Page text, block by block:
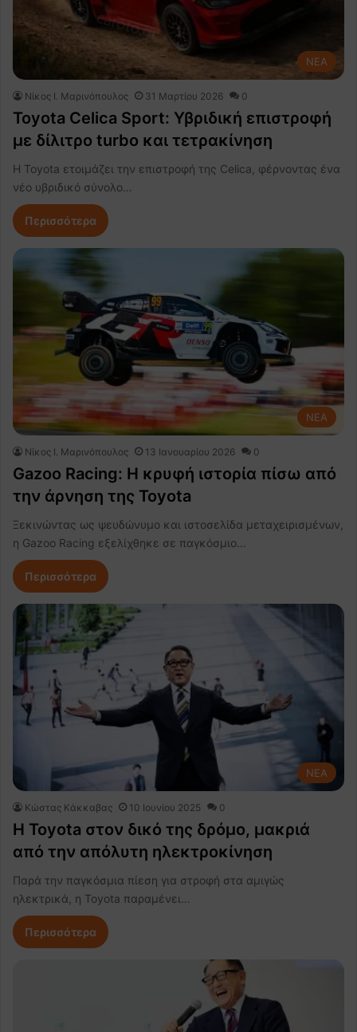
NEA
Nίκος Ι. Mαρινόπουλος 31 Μαρτίου 2026 0
Toyota Celica Sport: Υβριδική επιστροφή
με δίλιτρο turbo και τετρακίνηση
Η Toyota ετοιμάζει την επιστροφή της Celica, φέρνοντας ένα
νέο υβριδικό σύνολο…
Περισσότερα
NEA
Nίκος Ι. Mαρινόπουλος 13 Ιανουαρίου 2026 0
Gazoo Racing: Η κρυφή ιστορία πίσω από
την άρνηση της Toyota
Ξεκινώντας ως ψευδώνυμο και ιστοσελίδα μεταχειρισμένων,
η Gazoo Racing εξελίχθηκε σε παγκόσμιο…
Περισσότερα
NEA
Κώστας Κάκκαβας 10 Ιουνίου 2025 0
Η Toyota στον δικό της δρόμο, μακριά
από την απόλυτη ηλεκτροκίνηση
Παρά την παγκόσμια πίεση για στροφή στα αμιγώς
ηλεκτρικά, η Toyota παραμένει…
Περισσότερα